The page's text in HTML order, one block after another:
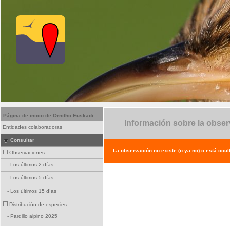
Página de inicio de Ornitho Euskadi
Entidades colaboradoras
Consultar
Observaciones
- Los últimos 2 días
- Los últimos 5 días
- Los últimos 15 días
Distribución de especies
- Pardillo alpino 2025
Información sobre la
La observación no existe (o ya no) o está